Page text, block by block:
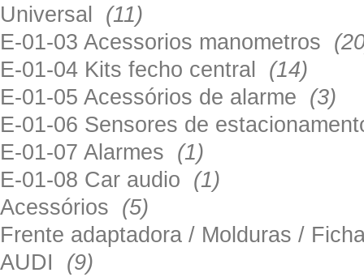
Universal (11)
E-01-03 Acessorios manometros
E-01-04 Kits fecho central (14)
E-01-05 Acessórios de alarme (3)
E-01-06 Sensores de
E-01-07 Alarmes (1)
E-01-08 Car audio (1)
Acessórios (5)
Frente adaptadora / Molduras /
AUDI (9)